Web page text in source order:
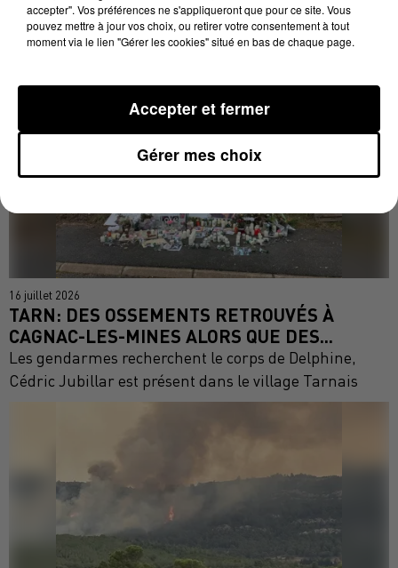
BIEN CEUX DE DELPHINE JUBILLAR
Les causes de la mort restent inconnues.
16 juillet 2026
TARN: DES OSSEMENTS RETROUVÉS À
CAGNAC-LES-MINES ALORS QUE DES...
Les gendarmes recherchent le corps de Delphine,
Cédric Jubillar est présent dans le village Tarnais
accepter". Vos préférences ne s'appliqueront que pour ce site. Vous
pouvez mettre à jour vos choix, ou retirer votre consentement à tout
moment via le lien "Gérer les cookies" situé en bas de chaque page.
Gérer mes choix
Accepter et fermer